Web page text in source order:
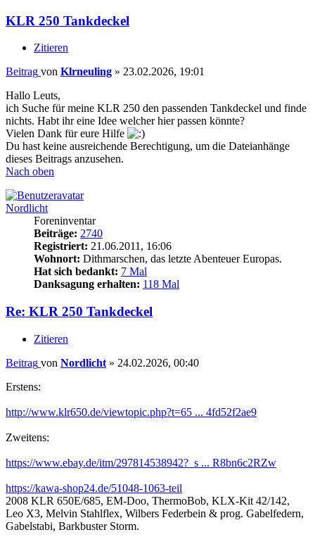
KLR 250 Tankdeckel
Zitieren
Beitrag von Klrneuling » 23.02.2026, 19:01
Hallo Leuts,
ich Suche für meine KLR 250 den passenden Tankdeckel und finde
nichts. Habt ihr eine Idee welcher hier passen könnte?
Vielen Dank für eure Hilfe
Du hast keine ausreichende Berechtigung, um die Dateianhänge
dieses Beitrags anzusehen.
Nach oben
Nordlicht
Foreninventar
Beiträge: 2740
Registriert: 21.06.2011, 16:06
Wohnort: Dithmarschen, das letzte Abenteuer Europas.
Hat sich bedankt: 7 Mal
Danksagung erhalten: 118 Mal
Re: KLR 250 Tankdeckel
Zitieren
Beitrag von Nordlicht » 24.02.2026, 00:40
Erstens:
http://www.klr650.de/viewtopic.php?t=65 ... 4fd52f2ae9
Zweitens:
https://www.ebay.de/itm/297814538942?_s ... R8bn6c2RZw
https://kawa-shop24.de/51048-1063-teil
2008 KLR 650E/685, EM-Doo, ThermoBob, KLX-Kit 42/142,
Leo X3, Melvin Stahlflex, Wilbers Federbein & prog. Gabelfedern,
Gabelstabi, Barkbuster Storm.